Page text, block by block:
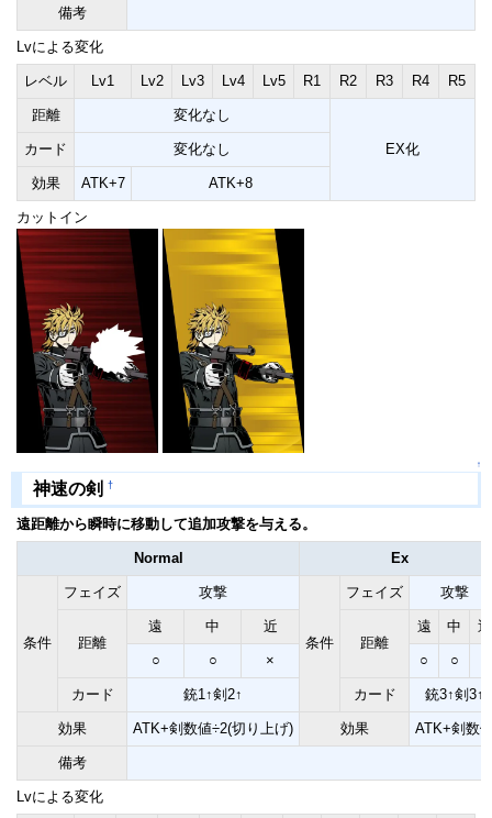
備考
Lvによる変化
レベル Lv1 Lv2 Lv3 Lv4 Lv5 R1 R2 R3 R4 R5
距離 変化なし
EX化
カード 変化なし
効果 ATK+7 ATK+8
カットイン
↑
神速の剣 †
遠距離から瞬時に移動して追加攻撃を与える。
Normal Ex
条件
フェイズ 攻撃
条件
フェイズ 攻撃
距離
遠 中
近
距離
遠 中 近
○ ○ × ○ ○
カード 銃1↑剣2↑ カード 銃3↑剣3↑
効果 ATK+剣数値÷2(切り上げ) 効果 ATK+剣数
備考
Lvによる変化